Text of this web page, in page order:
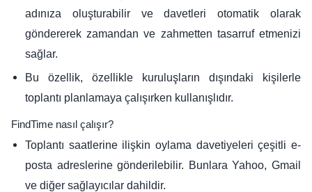
adınıza oluşturabilir ve davetleri otomatik olarak
göndererek zamandan ve zahmetten tasarruf etmenizi
sağlar.
Bu özellik, özellikle kuruluşların dışındaki kişilerle
toplantı planlamaya çalışırken kullanışlıdır.
FindTime nasıl çalışır?
Toplantı saatlerine ilişkin oylama davetiyeleri çeşitli e-
posta adreslerine gönderilebilir. Bunlara Yahoo, Gmail
ve diğer sağlayıcılar dahildir.